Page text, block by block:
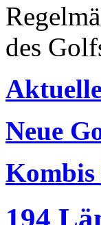
des
Neue
194